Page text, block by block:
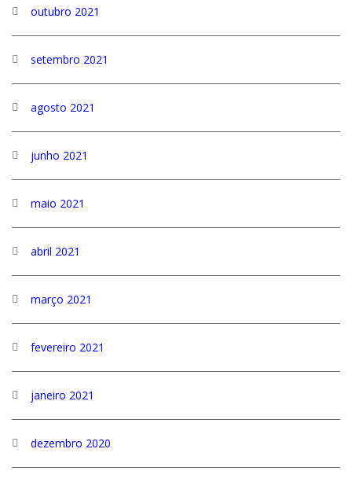
outubro 2021
setembro 2021
agosto 2021
junho 2021
maio 2021
abril 2021
março 2021
fevereiro 2021
janeiro 2021
dezembro 2020